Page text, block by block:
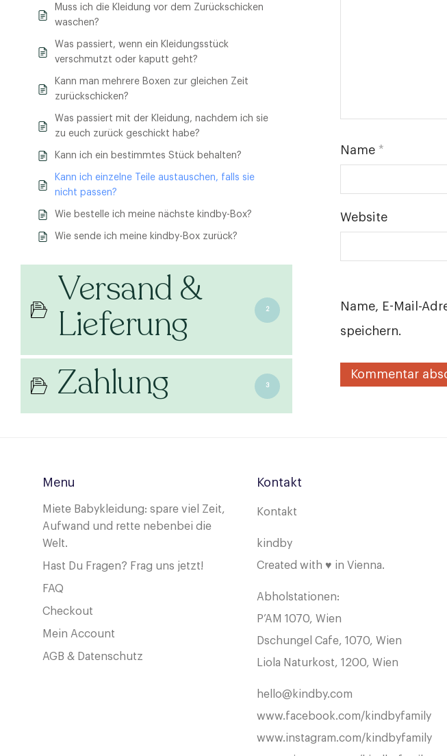
Muss ich die Kleidung vor dem Zurückschicken
waschen?
Was passiert, wenn ein Kleidungsstück
verschmutzt oder kaputt geht?
Kann man mehrere Boxen zur gleichen Zeit
zurückschicken?
Was passiert mit der Kleidung, nachdem ich sie
zu euch zurück geschickt habe?
Kann ich ein bestimmtes Stück behalten?
Kann ich einzelne Teile austauschen, falls sie
nicht passen?
Wie bestelle ich meine nächste kindby-Box?
Wie sende ich meine kindby-Box zurück?
Versand &
Lieferung
2
Zahlung 3
Name*
Website
Name, E-Mail-
speichern.
Menu
Miete Babykleidung: spare viel Zeit,
Aufwand und rette nebenbei die
Welt.
Hast Du Fragen? Frag uns jetzt!
FAQ
Checkout
Mein Account
AGB & Datenschutz
Kontakt
Kontakt
kindby
Created with ♥ in Vienna.
Abholstationen:
P’AM 1070, Wien
Dschungel Cafe, 1070, Wien
Liola Naturkost, 1200, Wien
hello@kindby.com
www.facebook.com/kindbyfamily
www.instagram.com/kindbyfamily